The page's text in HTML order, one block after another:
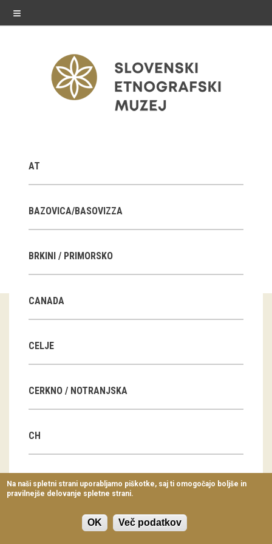
≡
Stalne razstave
Občasne razstave
E-razstave
Arhiv razstav
dogodki
Predavanja
Delavnice
Vodeni ogledi
AT
BAZOVICA/BASOVIZZA
BRKINI / PRIMORSKO
CANADA
CELJE
CERKNO / NOTRANJSKA
CH
CN
Na naši spletni strani uporabljamo piškotke, saj ti omogočajo boljše in
pravilnejše delovanje spletne strani.
OK Več podatkov